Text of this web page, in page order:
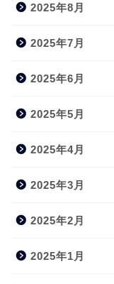
2025年8月
2025年7月
2025年6月
2025年5月
2025年4月
2025年3月
2025年2月
2025年1月